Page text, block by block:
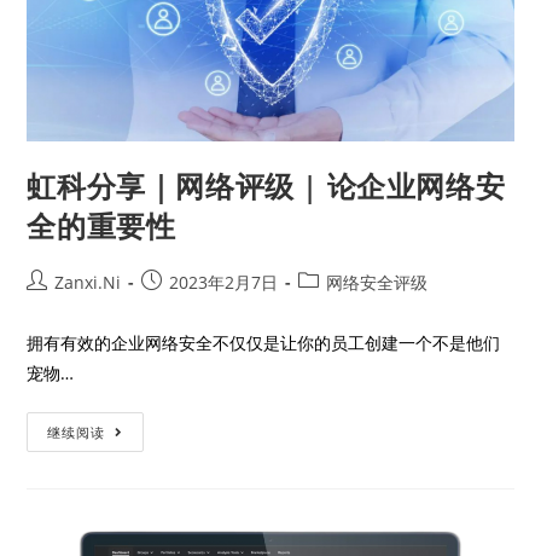
虹科分享｜网络评级 | 论企业网络安
全的重要性
Zanxi.Ni 2023年2月7日 网络安全评级
拥有有效的企业网络安全不仅仅是让你的员工创建一个不是他们
宠物…
继续阅读